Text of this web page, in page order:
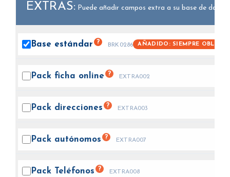
EXTRAS: Puede añadir campos extra a su base de datos.
Base estándar ? BRK0286 AÑADIDO: SIEMPRE
Pack ficha online ? EXTRA002
Pack direcciones ? EXTRA003
Pack autónomos ? EXTRA007
Pack Teléfonos ? EXTRA008